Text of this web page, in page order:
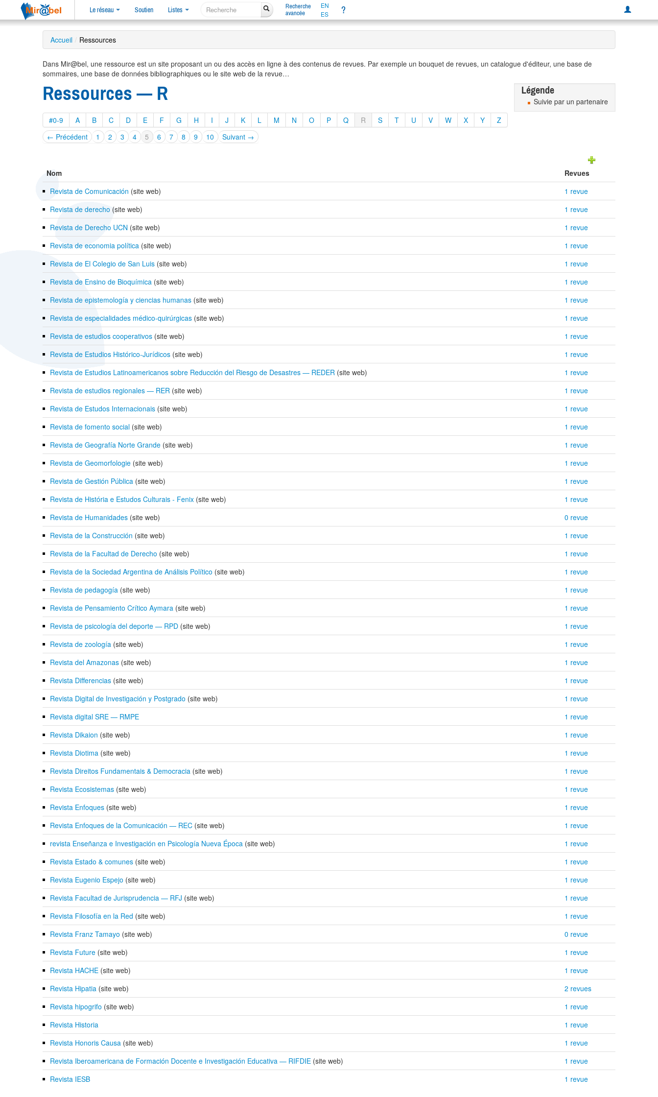
Le réseau Soutien Listes
Recherche
avancée
EN
ES
?
Accueil / Ressources
Dans Mir@bel, une ressource est un site proposant un ou des accès en ligne à des contenus de revues. Par exemple un bouquet de revues, un catalogue d'éditeur, une base de
sommaires, une base de données bibliographiques ou le site web de la revue…
Légende
Suivie par un partenaire
Ressources — R
#0-9 A B C D E F G H I J K L M N O P Q R S T U V W X Y
Z
← Précédent
1 2 3 4 5 6 7 8 9 10 Suivant →
Nom
Revues
Revista de Comunicación (site web)
1 revue
Revista de derecho(site web)
1 revue
Revista de Derecho UCN (site web)
1 revue
Revista de economia política (site web)
1 revue
Revista de El Colegio de San Luis(site web)
1 revue
Revista de Ensino de Bioquímica (site web)
1 revue
Revista de epistemología y ciencias humanas(site web)
1 revue
Revista de especialidades médico-quirúrgicas(site web)
1 revue
Revista de estudios cooperativos(site web)
1 revue
Revista de Estudios Histórico-Jurídicos(site web)
1 revue
Revista de Estudios Latinoamericanos sobre Reducción del Riesgo de Desastres — REDER (site web)
1 revue
Revista de estudios regionales — RER (site web)
1 revue
Revista de Estudos Internacionais(site web)
1 revue
Revista de fomento social(site web)
1 revue
Revista de Geografía Norte Grande(site web)
1 revue
Revista de Geomorfologie(site web)
1 revue
Revista de Gestión Pública (site web)
1 revue
Revista de História e Estudos Culturais - Fenix(site web)
1 revue
Revista de Humanidades(site web)
0 revue
Revista de la Construcción (site web)
1 revue
Revista de la Facultad de Derecho (site web)
1 revue
Revista de la Sociedad Argentina de Análisis Político (site web)
1 revue
Revista de pedagogía (site web)
1 revue
Revista de Pensamiento Crítico Aymara (site web)
1 revue
Revista de psicología del deporte — RPD(site web)
1 revue
Revista de zoología (site web)
1 revue
Revista del Amazonas(site web)
1 revue
Revista Differencias(site web)
1 revue
Revista Digital de Investigación y Postgrado (site web)
1 revue
Revista digital SRE — RMPE
1 revue
Revista Dikaion (site web)
1 revue
Revista Diotima (site web)
1 revue
Revista Direitos Fundamentais & Democracia (site web)
1 revue
Revista Ecosistemas(site web)
1 revue
Revista Enfoques(site web)
1 revue
Revista Enfoques de la Comunicación — REC(site web)
1 revue
revista Enseñanza e Investigación en Psicología Nueva Época (site web)
1 revue
Revista Estado & comunes(site web)
1 revue
Revista Eugenio Espejo (site web)
1 revue
Revista Facultad de Jurisprudencia — RFJ (site web)
1 revue
Revista Filosofía en la Red (site web)
1 revue
Revista Franz Tamayo (site web)
0 revue
Revista Future(site web)
1 revue
Revista HACHE(site web)
1 revue
Revista Hipatia (site web)
2 revues
Revista hipogrifo (site web)
1 revue
Revista Historia
1 revue
Revista Honoris Causa (site web)
1 revue
Revista Iberoamericana de Formación Docente e Investigación Educativa — RIFDIE(site web)
1 revue
Revista IESB
1 revue